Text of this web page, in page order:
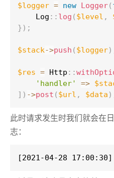
$logger = new Logger(
Log :: log ( $level ,
} ) ;
$stack->push ( $logger)
$res = Http ::
'handler'
=>
] ) ->post ( $url , $data )
此时请求发生时我们就会在
志：
[2021-04-28